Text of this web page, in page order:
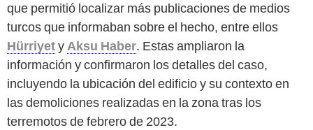
que permitió localizar más publicaciones de medios
turcos que informaban sobre el hecho, entre ellos
HürriyetyAksu Haber. Estas ampliaron la
información y confirmaron los detalles del caso,
incluyendo la ubicación del edificio y su contexto en
las demoliciones realizadas en la zona tras los
terremotos de febrero de 2023.